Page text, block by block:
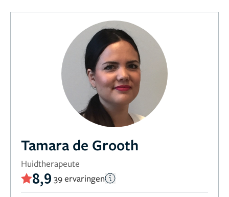
Tamara de Grooth
Huidtherapeute
8,9 39 ervaringen